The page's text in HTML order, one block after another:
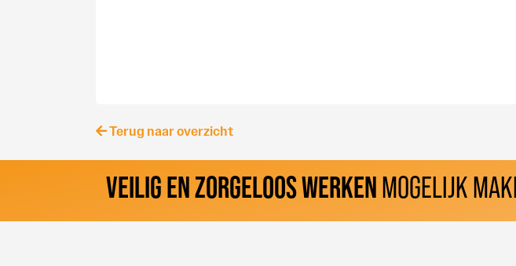
Terug naar overzicht
VEILIG EN ZORGELOOS WERKENMOGELIJK